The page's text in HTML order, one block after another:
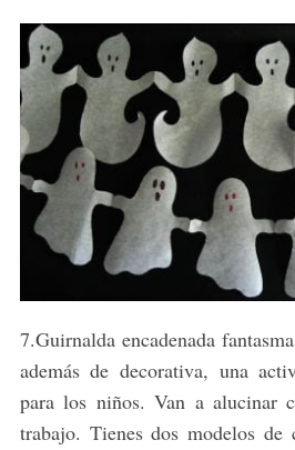
7.Guirnalda encadenada
además de decorativa, una
para los niños. Van a alucinar
trabajo. Tienes dos modelos de